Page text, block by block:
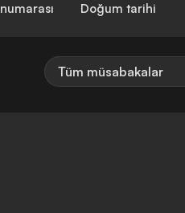
numarası
Doğum tarihi
Tüm müsabakalar